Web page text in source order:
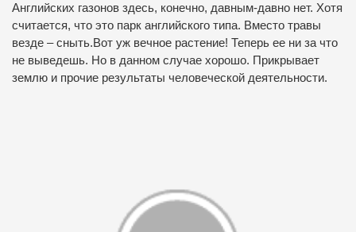
Английских газонов здесь, конечно, давным-давно нет. Хотя
считается, что это парк английского типа. Вместо травы
везде – сныть.Вот уж вечное растение! Теперь ее ни за что
не выведешь. Но в данном случае хорошо. Прикрывает
землю и прочие результаты человеческой деятельности.